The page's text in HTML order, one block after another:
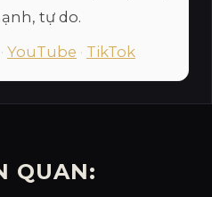
QUAN:
tự do.
· YouTube · TikTok